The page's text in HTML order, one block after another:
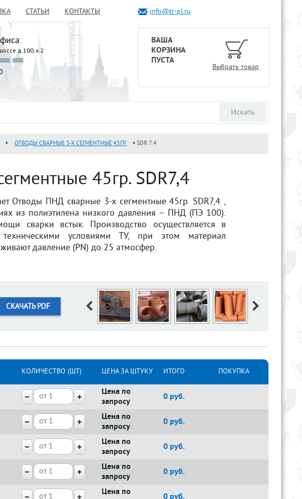
info@tr-pl.ru
ВАША
КОРЗИНА
ПУСТА
Выбрать товар
СТАТЬИ КОНТАКТЫ
д.100, к.2
ОТВОДЫ СВАРНЫЕ 3-Х СЕГМЕНТНЫЕ 45ГР. SDR 7.4
45гр. SDR7,4
Отводы ПНД сварные 3-х сегментные 45гр. SDR7,4 ,
из полиэтилена низкого давления – ПНД (ПЭ 100).
сварки встык. Производство осуществляется в
техническими условиями ТУ, при этом материал
давление (PN) до 25 атмосфер.
СКАЧАТЬ PDF
КОЛИЧЕСТВО (ШТ) ЦЕНА ЗА ШТУКУ ИТОГО ПОКУПКА
Цена по
запросу
0 руб.
Цена по
запросу
0 руб.
Цена по
запросу
0 руб.
Цена по
запросу
0 руб.
Цена по
0 руб.